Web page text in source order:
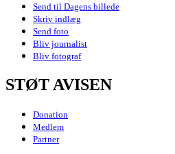
Send til Dagens billede
Skriv indlæg
Send foto
Bliv journalist
Bliv fotograf
STØT AVISEN
Donation
Medlem
Partner